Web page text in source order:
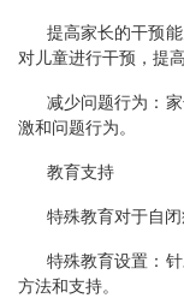
提高家长的干预
对儿童进行干预，提
减少问题行为：
激和问题行为。
教育支持
特殊教育对于自
特殊教育设置：
方法和支持。